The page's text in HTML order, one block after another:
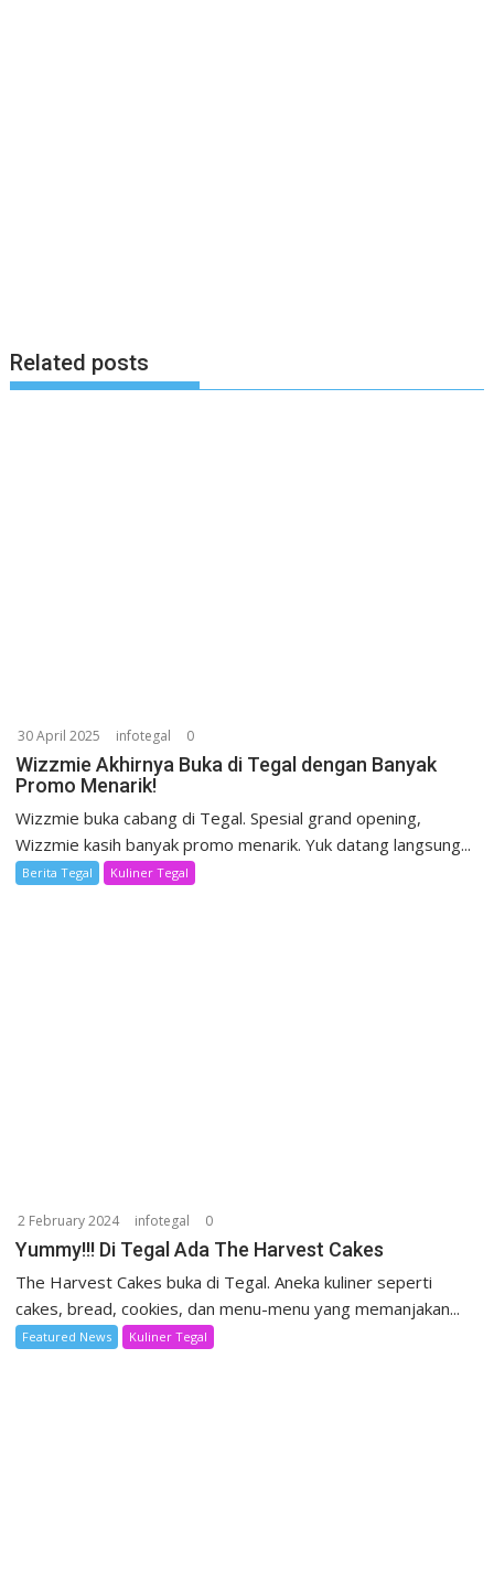
Related posts
30 April 2025 infotegal 0
Wizzmie Akhirnya Buka di Tegal dengan Banyak
Promo Menarik!
Wizzmie buka cabang di Tegal. Spesial grand opening,
Wizzmie kasih banyak promo menarik. Yuk datang langsung...
Berita Tegal Kuliner Tegal
2 February 2024 infotegal 0
Yummy!!! Di Tegal Ada The Harvest Cakes
The Harvest Cakes buka di Tegal. Aneka kuliner seperti
cakes, bread, cookies, dan menu-menu yang memanjakan...
Featured News Kuliner Tegal